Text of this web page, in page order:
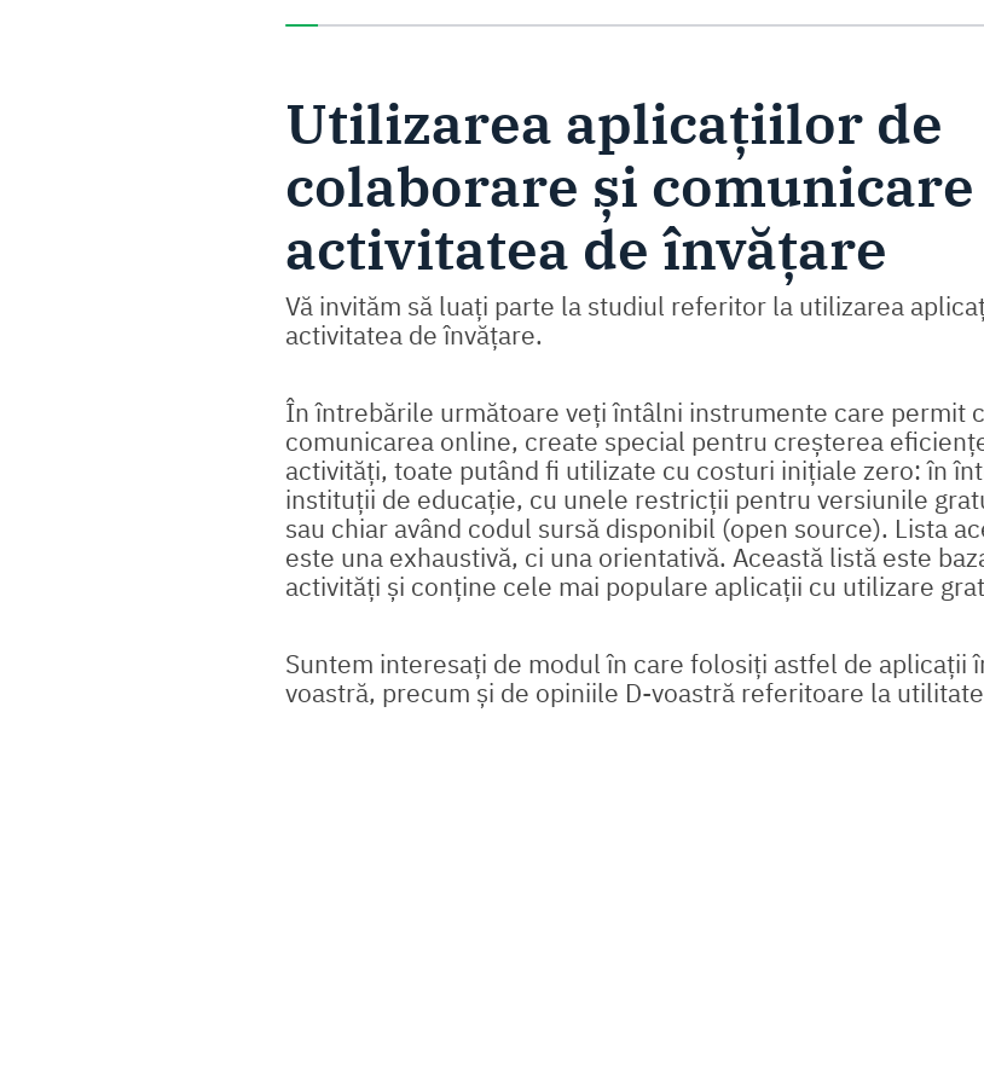
Utilizarea aplicațiilor de
colaborare și
activitatea de învățare
Vă invităm să luați parte la studiul referitor la utilizarea
activitatea de învățare.
În întrebările următoare veți întâlni instrumente care permit
comunicarea online, create special pentru creșterea
activități, toate putând fi utilizate cu costuri inițiale zero: în
instituții de educație, cu unele restricții pentru versiunile
sau chiar având codul sursă disponibil (open source). Lista
este una exhaustivă, ci una orientativă. Această listă este
activități și conține cele mai populare aplicații cu utilizare
Suntem interesați de modul în care folosiți astfel de aplicații
voastră, precum și de opiniile D-voastră referitoare la